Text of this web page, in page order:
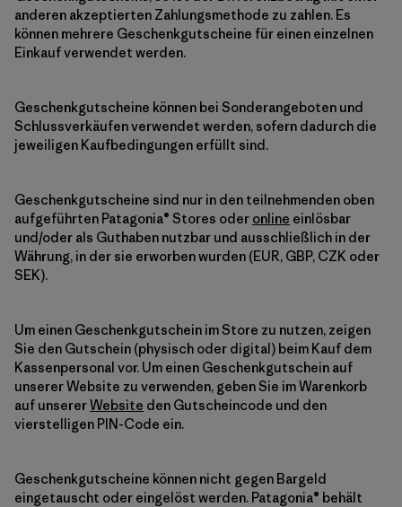
anderen akzeptierten Zahlungsmethode zu zahlen. Es
können mehrere Geschenkgutscheine für einen einzelnen
Einkauf verwendet werden.
Geschenkgutscheine können bei Sonderangeboten und
Schlussverkäufen verwendet werden, sofern dadurch die
jeweiligen Kaufbedingungen erfüllt sind.
Geschenkgutscheine sind nur in den teilnehmenden oben
aufgeführten Patagonia® Stores oder online einlösbar
und/oder als Guthaben nutzbar und ausschließlich in der
Währung, in der sie erworben wurden (EUR, GBP, CZK oder
SEK).
Um einen Geschenkgutschein im Store zu nutzen, zeigen
Sie den Gutschein (physisch oder digital) beim Kauf dem
Kassenpersonal vor. Um einen Geschenkgutschein auf
unserer Website zu verwenden, geben Sie im Warenkorb
auf unsererWebsite den Gutscheincode und den
vierstelligen PIN-Code ein.
Geschenkgutscheine können nicht gegen Bargeld
eingetauscht oder eingelöst werden. Patagonia® behält